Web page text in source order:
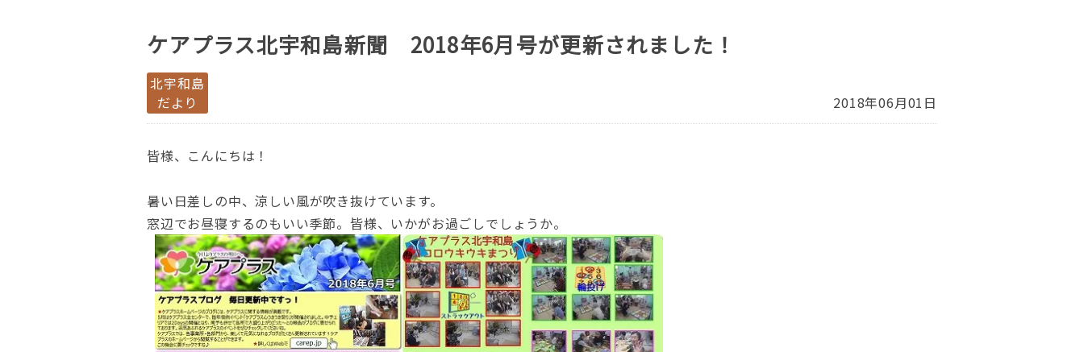
ケアプラス北宇和島新聞 2018年6月号が更新されました！
北宇和島
だより
2018年06月01日
皆様、こんにちは！
暑い日差しの中、涼しい風が吹き抜けています。
窓辺でお昼寝するのもいい季節。皆様、いかがお過ごしでしょうか。